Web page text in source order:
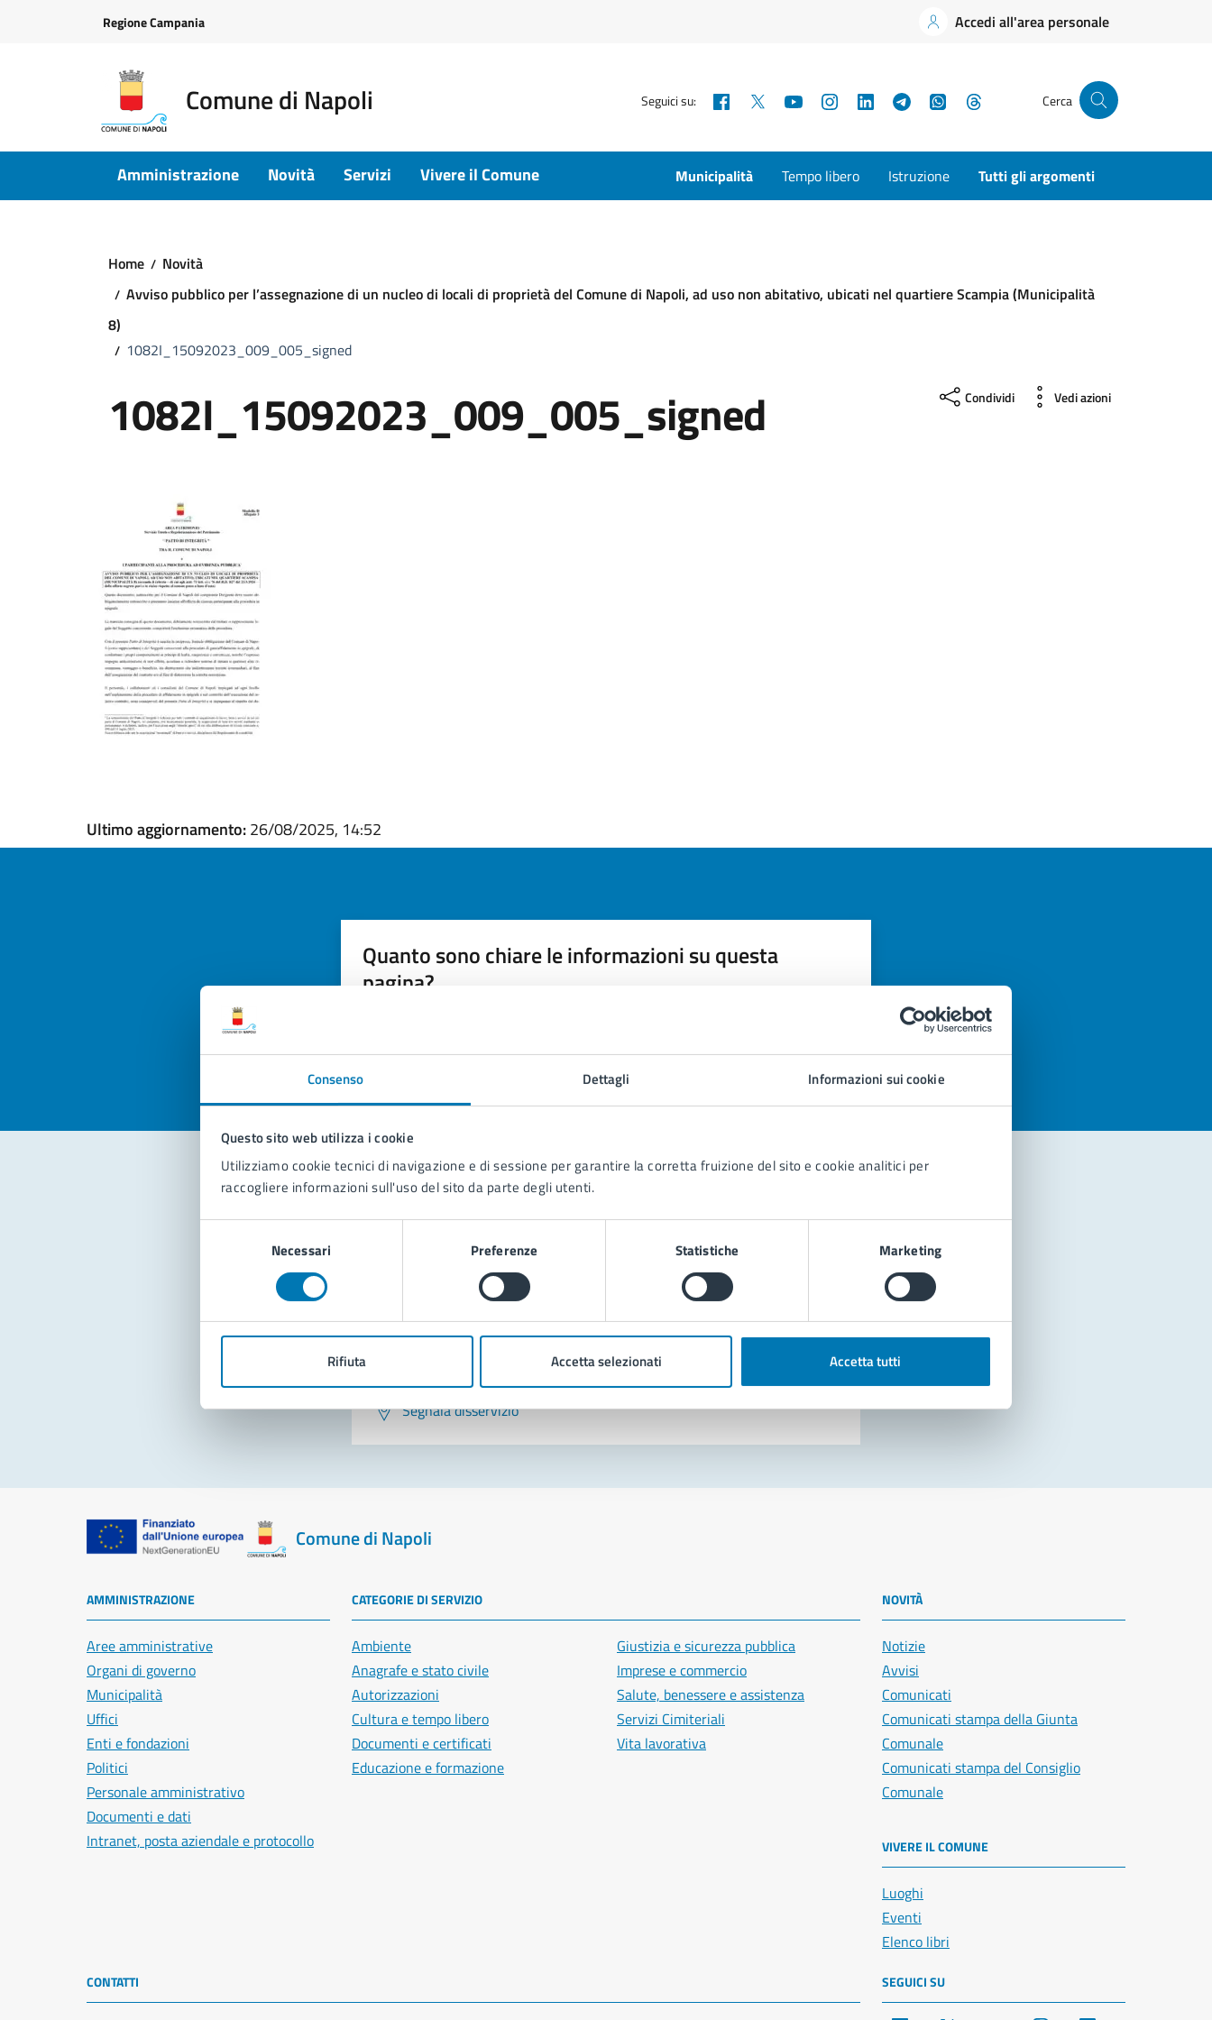
Consenso Dettagli Informazioni sui cookie
Questo sito web utilizza i cookie
Utilizziamo cookie tecnici di navigazione e di sessione per garantire la corretta fruizione del sito e cookie analitici per
raccogliere informazioni sull'uso del sito da parte degli utenti.
Necessari Preferenze Statistiche Marketing
Rifiuta Accetta selezionati Accetta tutti
Regione Campania Accedi all'area personale
Comune di Napoli Seguici su: Facebook YouTubeInstagramLinkedInTelegramWhatsApp Cerca
Amministrazione Novità Servizi Vivere il Comune Municipalità Tempo libero Istruzione Tutti gli argomenti
Home
Novità
Avviso pubblico per l’assegnazione di un nucleo di locali di proprietà del Comune di Napoli, ad uso non abitativo, ubicati nel quartiere Scampia (Municipalità
8)
1082I_15092023_009_005_signed
1082I_15092023_009_005_signed Condividi Vedi azioni
Ultimo aggiornamento:26/08/2025, 14:52
Quanto sono chiare le informazioni su questa
pagina?
Leggi le domande frequenti
Richiedi assistenza
Prenota appuntamento
Segnala disservizio
Comune di Napoli
AMMINISTRAZIONE
Aree amministrative
Organi di governo
Municipalità
Uffici
Enti e fondazioni
Politici
Personale amministrativo
Documenti e dati
Intranet, posta aziendale e protocollo
CATEGORIE DI SERVIZIO
Ambiente
Anagrafe e stato civile
Autorizzazioni
Cultura e tempo libero
Documenti e certificati
Educazione e formazione
Giustizia e sicurezza pubblica
Imprese e commercio
Salute, benessere e assistenza
Servizi Cimiteriali
Vita lavorativa
NOVITÀ
Notizie
Avvisi
Comunicati
Comunicati stampa della Giunta
Comunale
Comunicati stampa del Consiglio
Comunale
VIVERE IL COMUNE
Luoghi
Eventi
Elenco libri
CONTATTI SEGUICI SU